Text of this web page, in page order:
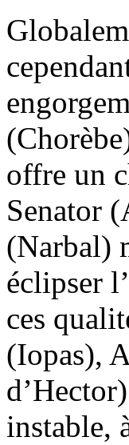
offre un
Senator
(Narbal)
éclipser
ces
(Iopas),
instable,